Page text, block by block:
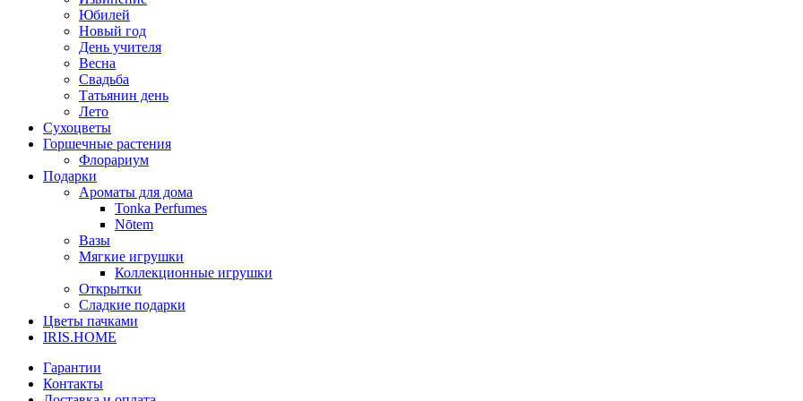
Юбилей
Новый год
День учителя
Весна
Свадьба
Татьянин день
Лето
Сухоцветы
Горшечные растения
Флорариум
Подарки
Ароматы для дома
Tonka Perfumes
Nōtem
Вазы
Мягкие игрушки
Коллекционные игрушки
Открытки
Сладкие подарки
Цветы пачками
IRIS.HOME
Гарантии
Контакты